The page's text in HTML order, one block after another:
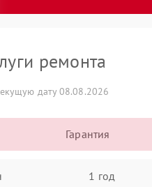
ремонта
дату 08.08.2026
Гарантия
1 год